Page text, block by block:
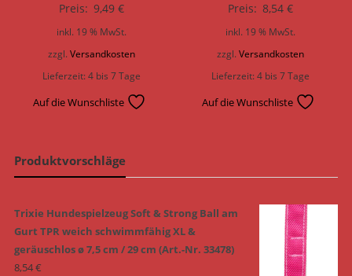
Preis: 9,49€
inkl. 19 % MwSt.
zzgl.Versandkosten
Lieferzeit:4 bis 7 Tage
Auf die Wunschliste
Preis: 8,54 €
inkl. 19 % MwSt.
zzgl.Versandkosten
Lieferzeit:4 bis 7 Tage
Auf die Wunschliste
Produktvorschläge
Trixie Hundespielzeug Soft & Strong Ball am
Gurt TPR weich schwimmfähig XL &
geräuschlos ø 7,5 cm / 29 cm (Art.-Nr. 33478)
8,54€